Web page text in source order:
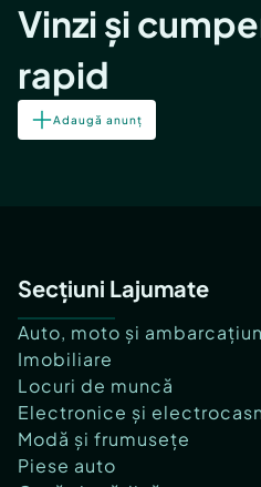
Vinzi și
rapid
Adaugă anunț
Secțiuni Lajumate
Auto, moto și
Imobiliare
Locuri de muncă
Electronice și
Modă și frumusețe
Piese auto